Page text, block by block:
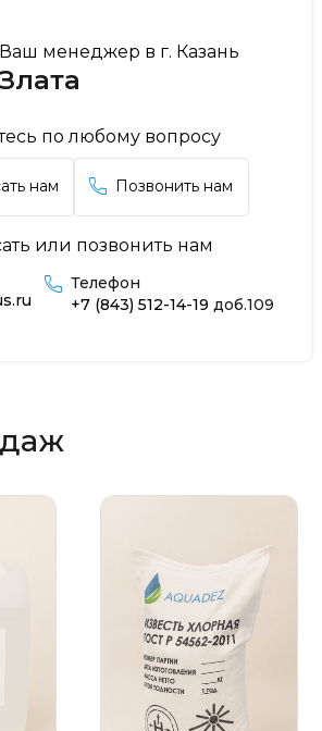
Ваш менеджер в г. Казань
Злата
по любому вопросу
нам Позвонить нам
или позвонить нам
Телефон
+7 (843) 512-14-19 доб.109